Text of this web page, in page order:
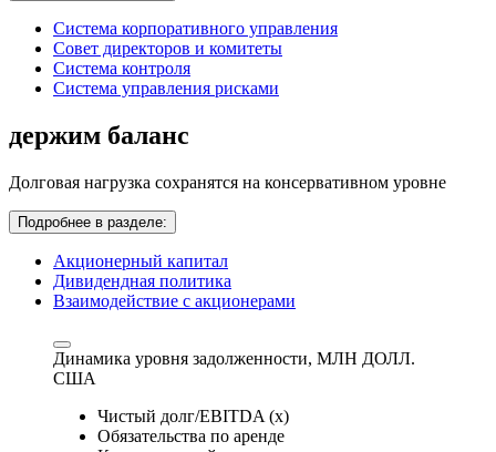
Система корпоративного управления
Совет директоров и комитеты
Система контроля
Система управления рисками
держим баланс
Долговая нагрузка сохранятся на консервативном уровне
Подробнее в разделе:
Акционерный капитал
Дивидендная политика
Взаимодействие с акционерами
Динамика уровня задолженности, МЛН ДОЛЛ.
США
Чистый долг/EBITDA (x)
Обязательства по аренде